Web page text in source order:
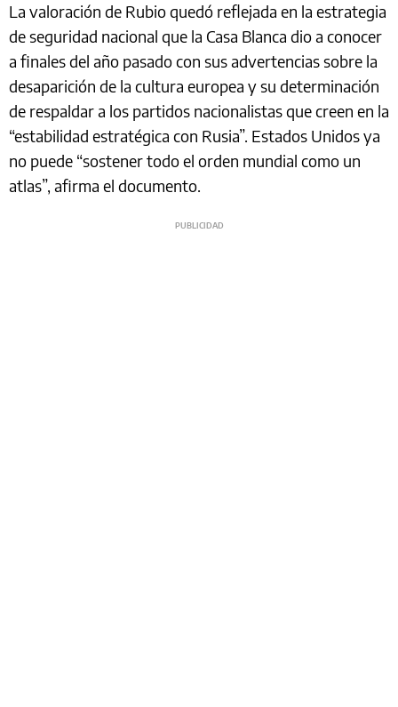
La valoración de Rubio quedó reflejada en la estrategia
de seguridad nacional que la Casa Blanca dio a conocer
a finales del año pasado con sus advertencias sobre la
desaparición de la cultura europea y su determinación
de respaldar a los partidos nacionalistas que creen en la
“estabilidad estratégica con Rusia”. Estados Unidos ya
no puede “sostener todo el orden mundial como un
atlas”, afirma el documento.